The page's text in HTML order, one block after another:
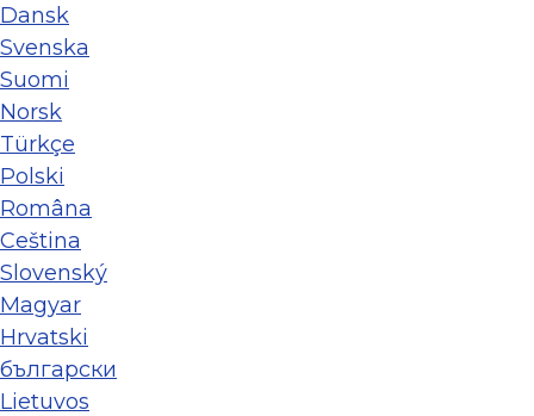
Dansk
Svenska
Suomi
Norsk
Türkçe
Polski
Româna
Ceština
Slovenský
Magyar
Hrvatski
български
Lietuvos